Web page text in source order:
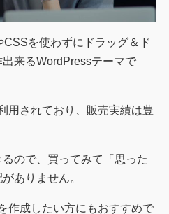
を使わずにドラッグ＆ド
来るWordPressテーマで
用されており、販売実績は豊
ので、買ってみて「思った
ありません。
作成したい方にもおすすめで